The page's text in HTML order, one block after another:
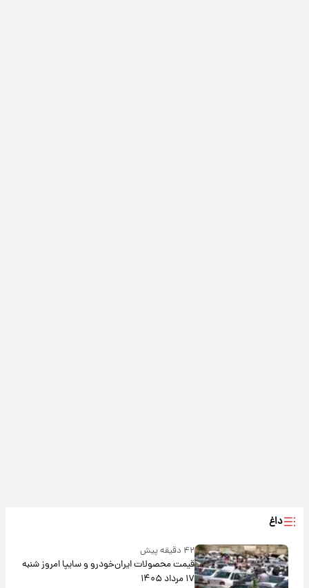
داغ
۴۲ دقیقه پیش
قیمت محصولات ایران‌خودرو و سایپا امروز شنبه
۱۷ مرداد ۱۴۰۵